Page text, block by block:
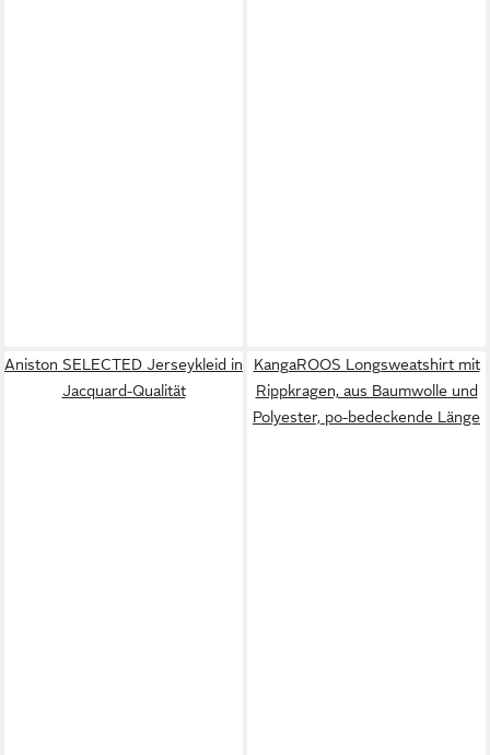
Aniston SELECTED Jerseykleid in
Jacquard-Qualität
KangaROOS Longsweatshirt mit
Rippkragen, aus Baumwolle und
Polyester, po-bedeckende Länge